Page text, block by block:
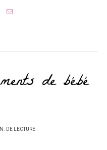
de bébé
DE LECTURE